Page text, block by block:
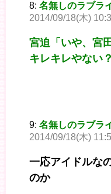
8: 名無しのラブラ
2014/09/18(木)
宮迫「いや、宮
キレキレやない？
9: 名無しのラブラ
2014/09/18(木)
一応アイドルな
のか